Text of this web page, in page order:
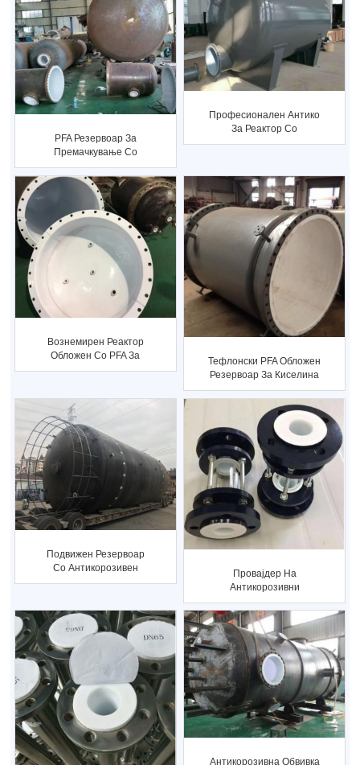
PFA Резервоар За
Премачкување Со
Прскање За
Приспособен Како
Црвен...
Професионален Антико
За Реактор Со
Тефлонски Обвивка...
Вознемирен Реактор
Обложен Со PFA За
Хемиската Индустрија...
Тефлонски PFA Обложен
Резервоар За Киселина
Или Друга Корозија
Подвижен Резервоар
Со Антикорозивен
Тефлонски Обложен
Провајдер На
Антикорозивни
Решенија Со Тефлонски
Облоги...
Антикорозивна Обвивка